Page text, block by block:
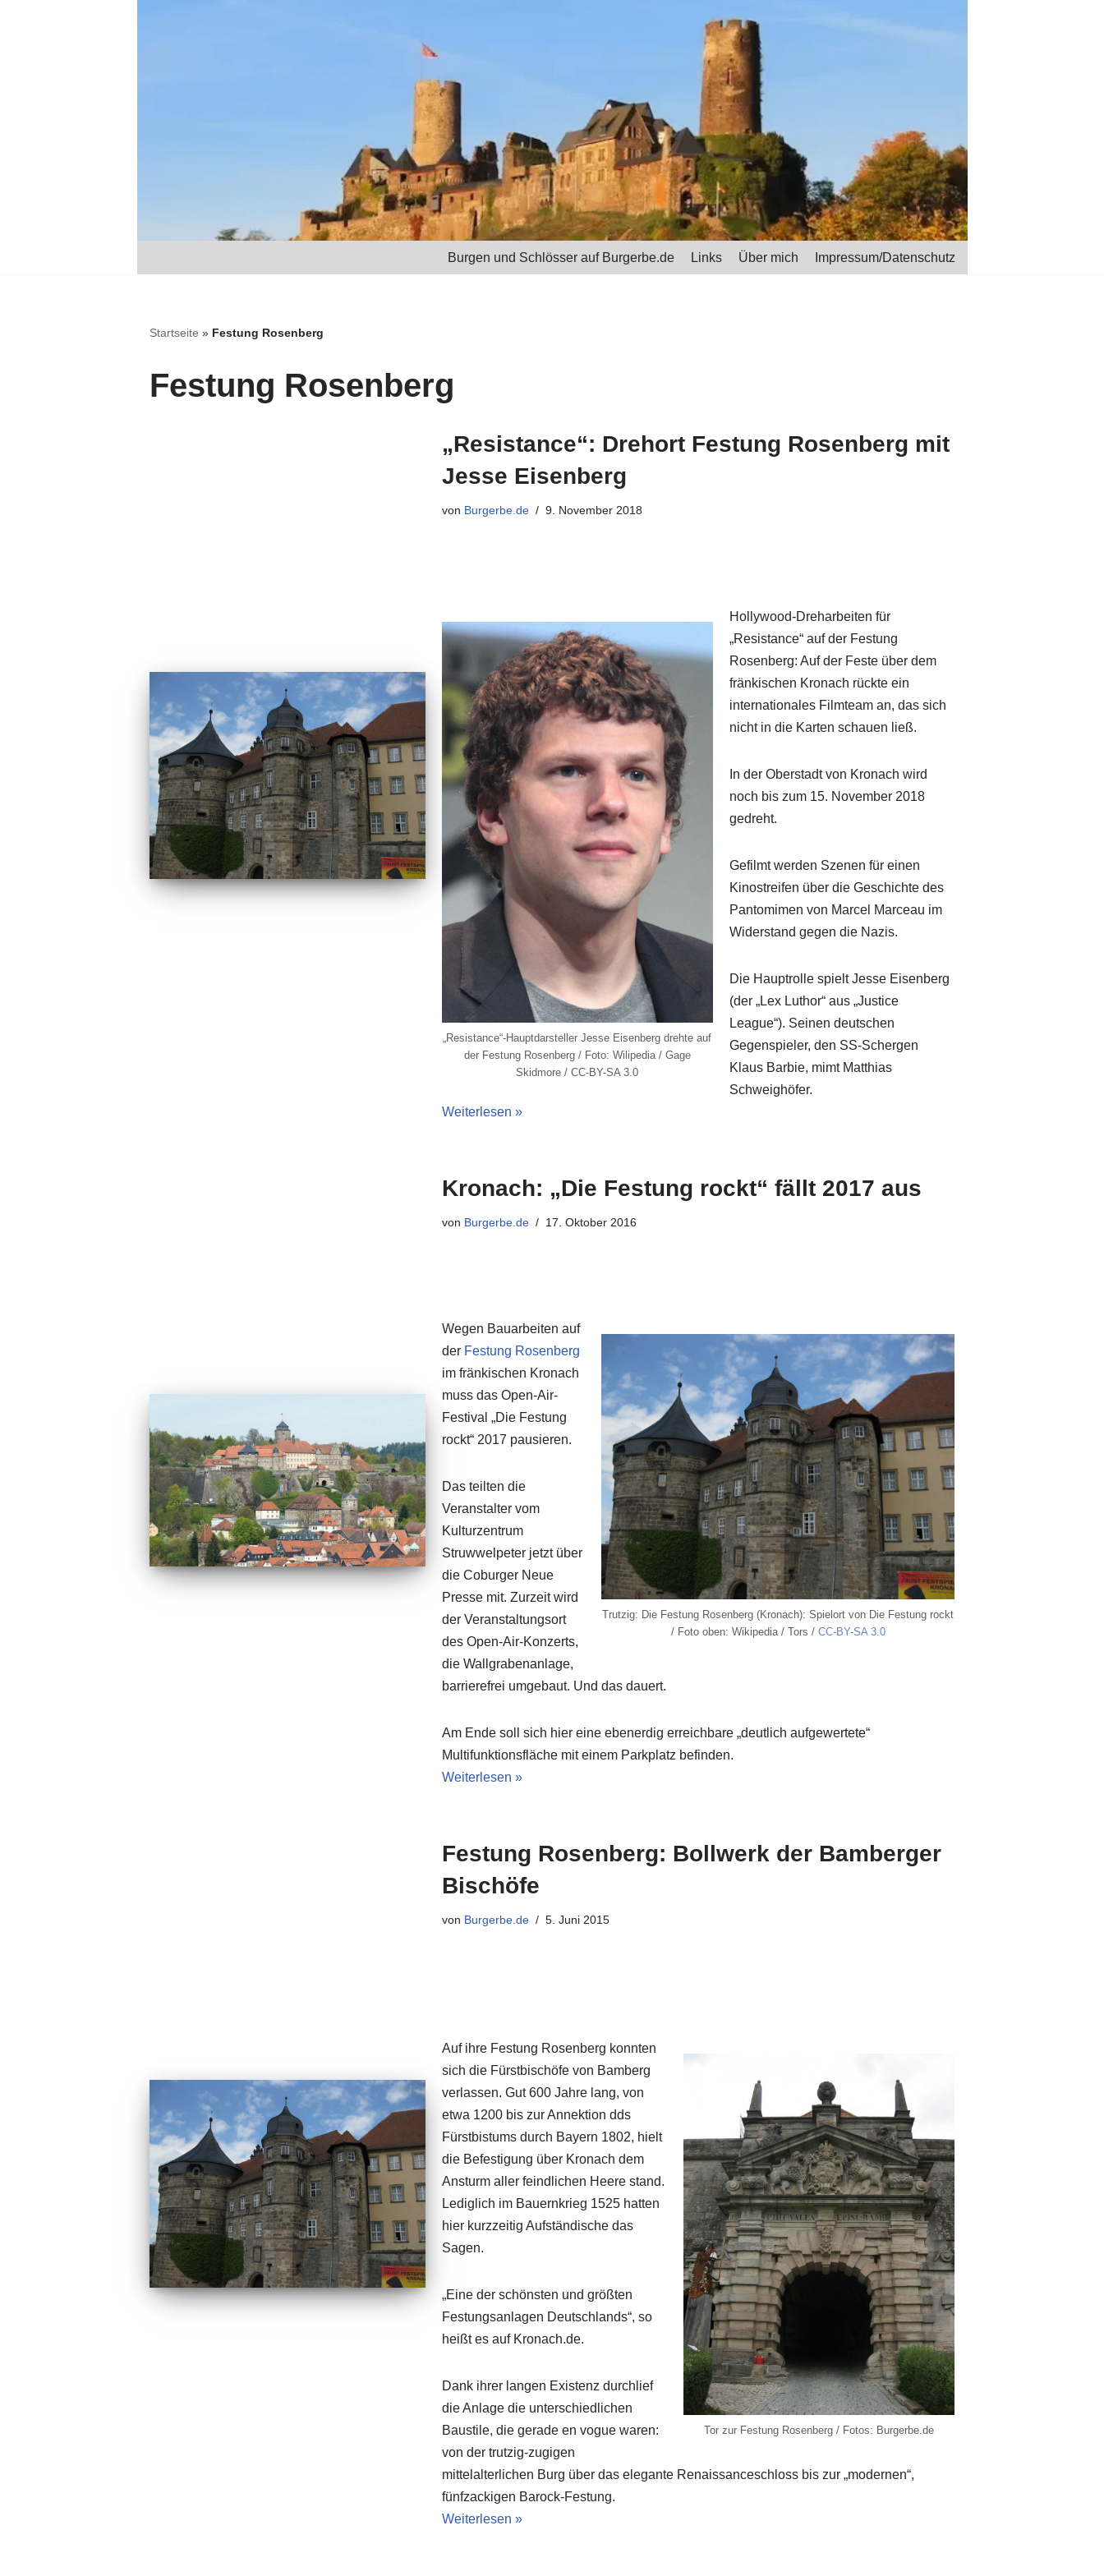
Burgen und Schlösser auf Burgerbe.de Links Über mich Impressum/Datenschutz
Startseite » Festung Rosenberg
Festung Rosenberg
„Resistance“: Drehort Festung Rosenberg mit
Jesse Eisenberg
von Burgerbe.de 9. November 2018
„Resistance“-Hauptdarsteller Jesse Eisenberg drehte auf
der Festung Rosenberg / Foto: Wilipedia / Gage
Skidmore / CC-BY-SA 3.0
Hollywood-Dreharbeiten für
„Resistance“ auf der Festung
Rosenberg: Auf der Feste über dem
fränkischen Kronach rückte ein
internationales Filmteam an, das sich
nicht in die Karten schauen ließ.
In der Oberstadt von Kronach wird
noch bis zum 15. November 2018
gedreht.
Gefilmt werden Szenen für einen
Kinostreifen über die Geschichte des
Pantomimen von Marcel Marceau im
Widerstand gegen die Nazis.
Die Hauptrolle spielt Jesse Eisenberg
(der „Lex Luthor“ aus „Justice
League“). Seinen deutschen
Gegenspieler, den SS-Schergen
Klaus Barbie, mimt Matthias
Schweighöfer.
Weiterlesen »
Kronach: „Die Festung rockt“ fällt 2017 aus
von Burgerbe.de 17. Oktober 2016
Trutzig: Die Festung Rosenberg (Kronach): Spielort von Die Festung rockt
/ Foto oben: Wikipedia / Tors / CC-BY-SA 3.0
Wegen Bauarbeiten auf
der Festung Rosenberg
im fränkischen Kronach
muss das Open-Air-
Festival „Die Festung
rockt“ 2017 pausieren.
Das teilten die
Veranstalter vom
Kulturzentrum
Struwwelpeter jetzt über
die Coburger Neue
Presse mit. Zurzeit wird
der Veranstaltungsort
des Open-Air-Konzerts,
die Wallgrabenanlage,
barrierefrei umgebaut. Und das dauert.
Am Ende soll sich hier eine ebenerdig erreichbare „deutlich aufgewertete“
Multifunktionsfläche mit einem Parkplatz befinden.
Weiterlesen »
Festung Rosenberg: Bollwerk der Bamberger
Bischöfe
von Burgerbe.de 5. Juni 2015
Tor zur Festung Rosenberg / Fotos: Burgerbe.de
Auf ihre Festung Rosenberg konnten
sich die Fürstbischöfe von Bamberg
verlassen. Gut 600 Jahre lang, von
etwa 1200 bis zur Annektion dds
Fürstbistums durch Bayern 1802, hielt
die Befestigung über Kronach dem
Ansturm aller feindlichen Heere stand.
Lediglich im Bauernkrieg 1525 hatten
hier kurzzeitig Aufständische das
Sagen.
„Eine der schönsten und größten
Festungsanlagen Deutschlands“, so
heißt es auf Kronach.de.
Dank ihrer langen Existenz durchlief
die Anlage die unterschiedlichen
Baustile, die gerade en vogue waren:
von der trutzig-zugigen
mittelalterlichen Burg über das elegante Renaissanceschloss bis zur „modernen“,
fünfzackigen Barock-Festung.
Weiterlesen »